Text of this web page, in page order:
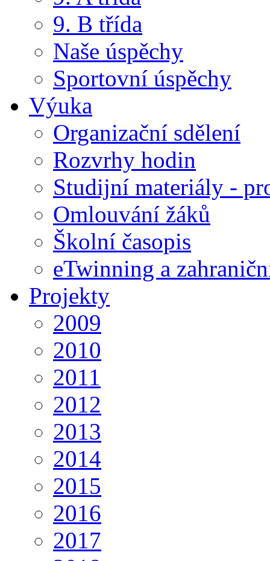
9. B třída
Naše úspěchy
Sportovní úspěchy
Výuka
Organizační sdělení
Rozvrhy hodin
Studijní materiály -
Omlouvání žáků
Školní časopis
eTwinning a
Projekty
2009
2010
2011
2012
2013
2014
2015
2016
2017